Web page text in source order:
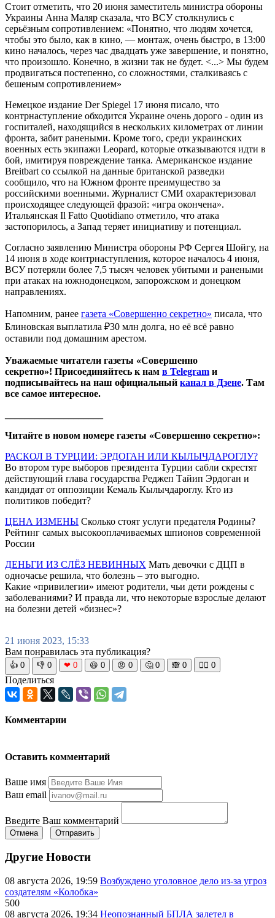
Стоит отметить, что 20 июня заместитель министра обороны
Украины Анна Маляр сказала, что ВСУ столкнулись с
серьёзным сопротивлением: «Понятно, что людям хочется,
чтобы это было, как в кино, — монтаж, очень быстро, в 13:00
кино началось, через час двадцать уже завершение, и понятно,
что произошло. Конечно, в жизни так не будет. <...> Мы будем
продвигаться постепенно, со сложностями, сталкиваясь с
бешеным сопротивлением»
Немецкое издание Der Spiegel 17 июня писало, что
контрнаступление обходится Украине очень дорого - один из
госпиталей, находящийся в нескольких километрах от линии
фронта, забит ранеными. Кроме того, среди украинских
военных есть экипажи Leopard, которые отказываются идти в
бой, имитируя повреждение танка. Американское издание
Breitbart со ссылкой на данные британской разведки
сообщило, что на Южном фронте преимущество за
российскими военными. Журналист СМИ охарактеризовал
происходящее следующей фразой: «игра окончена».
Итальянская Il Fatto Quotidiano отметило, что атака
застопорилось, а Запад теряет инициативу и потенциал.
Согласно заявлению Министра обороны РФ Сергея Шойгу, на
14 июня в ходе контрнаступления, которое началось 4 июня,
ВСУ потеряли более 7,5 тысяч человек убитыми и ранеными
при атаках на южнодонецком, запорожском и донецком
направлениях.
Напомним, ранее газета «Совершенно секретно» писала, что
Блиновская выплатила ₽30 млн долга, но её всё равно
оставили под домашним арестом.
Уважаемые читатели газеты «Совершенно
секретно»! Присоединяйтесь к нам в Telegram и
подписывайтесь на наш официальный канал в Дзене. Там
все самое интересное.
Читайте в новом номере газеты «Совершенно секретно»:
РАСКОЛ В ТУРЦИИ: ЭРДОГАН ИЛИ КЫЛЫЧДАРОГЛУ?
Во втором туре выборов президента Турции сабли скрестят
действующий глава государства Реджеп Тайип Эрдоган и
кандидат от оппозиции Кемаль Кылычдароглу. Кто из
политиков победит?
ЦЕНА ИЗМЕНЫ Сколько стоят услуги предателя Родины?
Рейтинг самых высокооплачиваемых шпионов современной
России
ДЕНЬГИ ИЗ СЛЁЗ НЕВИННЫХ Мать девочки с ДЦП в
одночасье решила, что болезнь – это выгодно.
Какие «привилегии» имеют родители, чьи дети рождены с
заболеваниями? И правда ли, что некоторые взрослые делают
на болезни детей «бизнес»?
21 июня 2023, 15:33
Вам понравилась эта публикация?
👍 0 👎 0 ❤ 0 😆 0 😡 0 🤔 0 🙈 0 🧘‍♀️ 0
Поделиться
Комментарии
Оставить комментарий
Ваше имя
Ваш email
Введите Ваш комментарий
Отмена Отправить
Другие Новости
08 августа 2026, 19:59 Возбуждено уголовное дело из-за угроз
создателям «Колобка»
500
08 августа 2026, 19:34 Неопознанный БПЛА залетел в